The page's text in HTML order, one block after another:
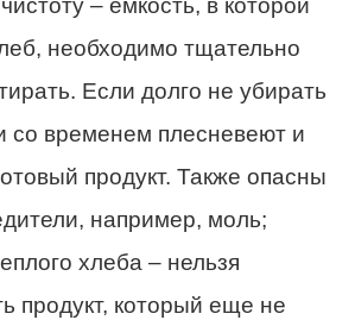
– емкость, в которой
необходимо тщательно
Если долго не убирать
со временем плесневеют и
продукт. Также опасны
например, моль;
хлеба – нельзя
продукт, который еще не